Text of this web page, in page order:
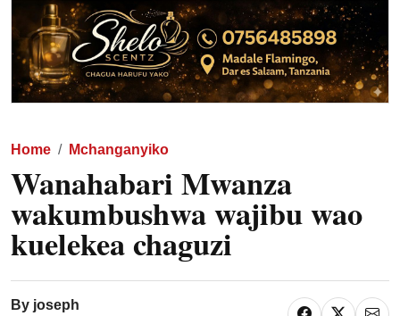
Home Mchanganyiko
Wanahabari Mwanza
wakumbushwa wajibu wao
kuelekea chaguzi
By joseph